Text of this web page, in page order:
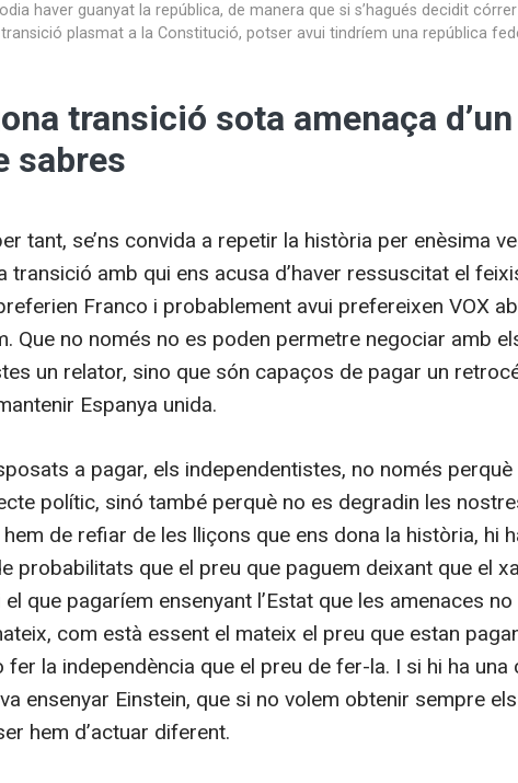
haver guanyat la república, de manera que si s’hagués decidit
plasmat a la Constitució, potser avui tindríem una república
transició sota amenaça
sabres
tant, se’ns convida a repetir la història per enèsima
transició amb qui ens acusa d’haver ressuscitat el
Franco i probablement avui prefereixen VOX
Que no només no es poden permetre negociar amb
un relator, sino que són capaços de pagar un
Espanya unida.
a pagar, els independentistes, no només
polític, sinó també perquè no es degradin les
de refiar de les lliçons que ens dona la història, hi
probabilitats que el preu que paguem deixant que el
que pagaríem ensenyant l’Estat que les amenaces
com està essent el mateix el preu que estan
fer la independència que el preu de fer-la. I si hi ha
ensenyar Einstein, que si no volem obtenir sempre
hem d’actuar diferent.